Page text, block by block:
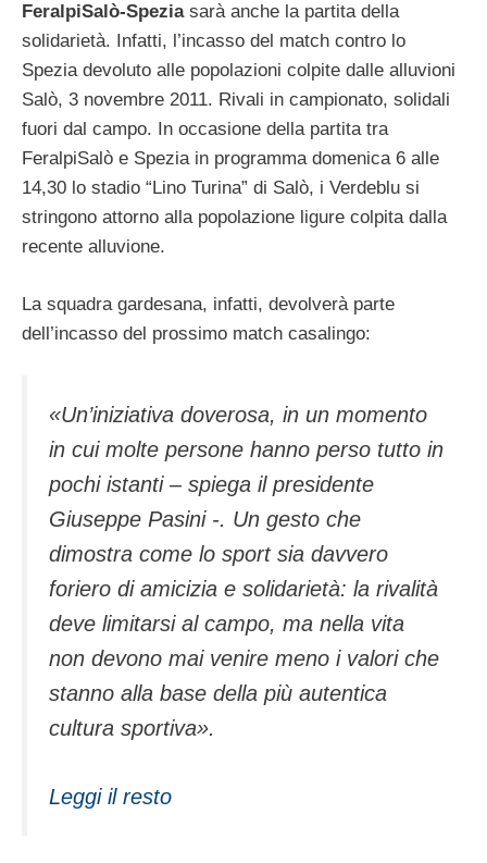
FeralpiSalò-Speziasarà anche la partita della
solidarietà. Infatti, l’incasso del match contro lo
Spezia devoluto alle popolazioni colpite dalle alluvioni
Salò, 3 novembre 2011. Rivali in campionato, solidali
fuori dal campo. In occasione della partita tra
FeralpiSalò e Spezia in programma domenica 6 alle
14,30 lo stadio “Lino Turina” di Salò, i Verdeblu si
stringono attorno alla popolazione ligure colpita dalla
recente alluvione.
La squadra gardesana, infatti, devolverà parte
dell’incasso del prossimo match casalingo:
«Un’iniziativa doverosa, in un momento
in cui molte persone hanno perso tutto in
pochi istanti – spiega il presidente
Giuseppe Pasini -. Un gesto che
dimostra come lo sport sia davvero
foriero di amicizia e solidarietà: la rivalità
deve limitarsi al campo, ma nella vita
non devono mai venire meno i valori che
stanno alla base della più autentica
cultura sportiva».
Leggi il resto